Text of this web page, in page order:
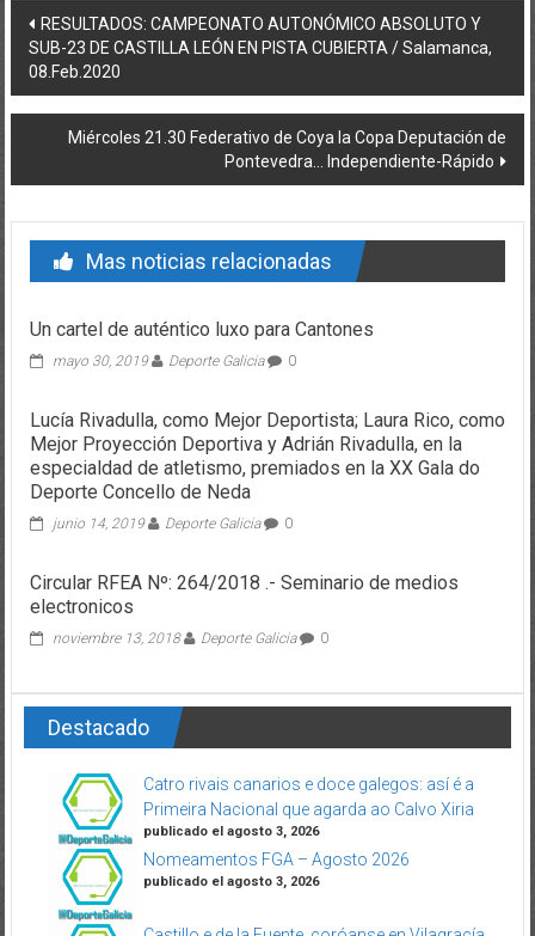
Post navigation
RESULTADOS: CAMPEONATO AUTONÓMICO ABSOLUTO Y
SUB-23 DE CASTILLA LEÓN EN PISTA CUBIERTA / Salamanca,
08.Feb.2020
Miércoles 21.30 Federativo de Coya la Copa Deputación de
Pontevedra… Independiente-Rápido
Mas noticias relacionadas
Un cartel de auténtico luxo para Cantones
mayo 30, 2019 Deporte Galicia 0
Lucía Rivadulla, como Mejor Deportista; Laura Rico, como
Mejor Proyección Deportiva y Adrián Rivadulla, en la
especialdad de atletismo, premiados en la XX Gala do
Deporte Concello de Neda
junio 14, 2019 Deporte Galicia 0
Circular RFEA Nº: 264/2018 .- Seminario de medios
electronicos
noviembre 13, 2018 Deporte Galicia 0
Destacado
Catro rivais canarios e doce galegos: así é a
Primeira Nacional que agarda ao Calvo Xiria
publicado el agosto 3, 2026
Nomeamentos FGA – Agosto 2026
publicado el agosto 3, 2026